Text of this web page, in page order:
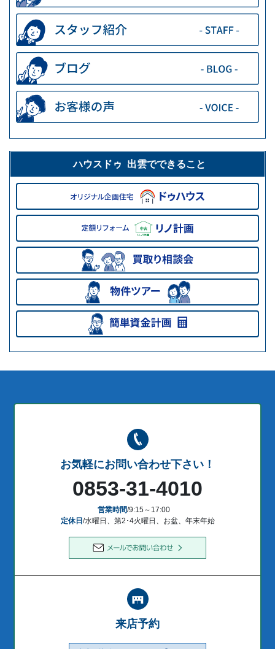
ハウスドゥ 出雲でできること
お気軽にお問い合わせ下さい！
0853-31-4010
営業時間/9:15～17:00
定休日/水曜日、第2･4火曜日、お盆、年末年始
来店予約